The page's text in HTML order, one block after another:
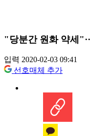
"당분간 원화 약세
입력 2020-02-03 09:41
선호매체 추가